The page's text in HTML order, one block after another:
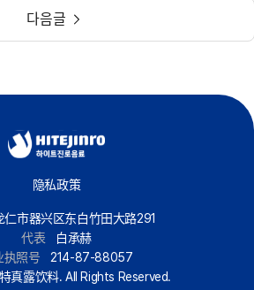
다음글
隐私政策
仁市器兴区东白竹田大路291
代表
白承赫
执照号
214-87-88057
真露饮料. All Rights Reserved.